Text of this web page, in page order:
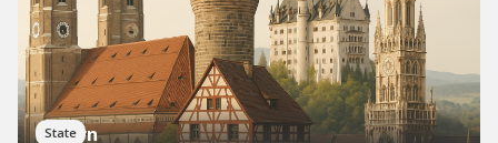
State
Bayern